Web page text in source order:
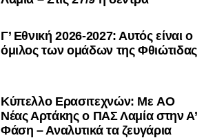
Γ’ Εθνική 2026-2027: Αυτός είναι ο
όμιλος των ομάδων της Φθιώτιδας
Kύπελλο Ερασιτεχνών: Με AO
Nέας Αρτάκης ο ΠΑΣ Λαμία στην Α’
Φάση – Αναλυτικά τα ζευγάρια